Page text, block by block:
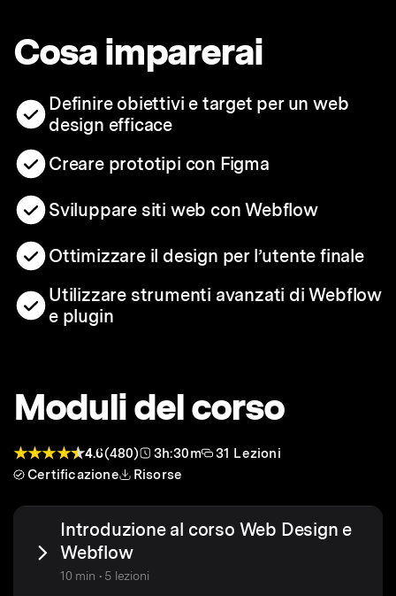
Cosa imparerai
Definire obiettivi e target per un web
design efficace
Creare prototipi con Figma
Sviluppare siti web con Webflow
Ottimizzare il design per l’utente finale
Utilizzare strumenti avanzati di Webflow
e plugin
Moduli del corso
4.6(480) 3h:30m
31 Lezioni
Certificazione
Risorse
Introduzione al corso Web Design e
Webflow
10 min • 5 lezioni